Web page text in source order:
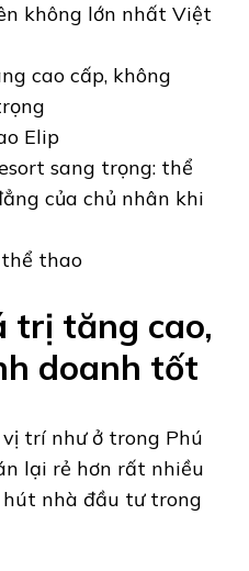
không lớn nhất Việt
cao cấp, không
Elip
sang trọng: thể
của chủ nhân khi
thao
trị tăng cao,
doanh tốt
trí như ở trong Phú
lại rẻ hơn rất nhiều
nhà đầu tư trong